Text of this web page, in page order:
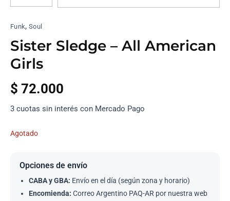
Funk,Soul
Sister Sledge – All American
Girls
$ 72.000
3 cuotas sin interés con Mercado Pago
Agotado
Opciones de envío
CABA y GBA: Envío en el día (según zona y horario)
Encomienda: Correo Argentino PAQ-AR por nuestra web